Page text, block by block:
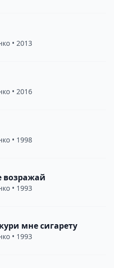
• 2013
• 2016
• 1998
возражай
• 1993
мне сигарету
• 1993